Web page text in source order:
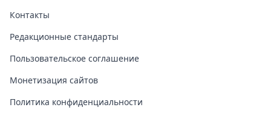
Контакты
Редакционные стандарты
Пользовательское соглашение
Монетизация сайтов
Политика конфиденциальности